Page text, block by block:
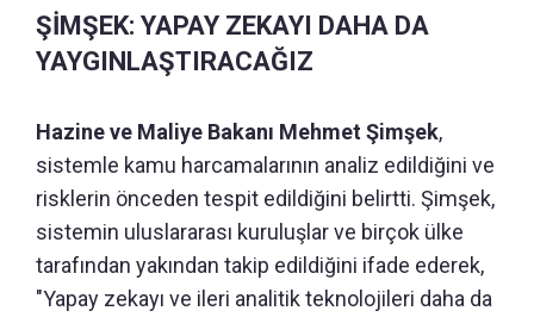
ŞİMŞEK: YAPAY ZEKAYI DAHA DA
YAYGINLAŞTIRACAĞIZ
Hazine ve Maliye Bakanı Mehmet Şimşek,
sistemle kamu harcamalarının analiz edildiğini ve
risklerin önceden tespit edildiğini belirtti. Şimşek,
sistemin uluslararası kuruluşlar ve birçok ülke
tarafından yakından takip edildiğini ifade ederek,
"Yapay zekayı ve ileri analitik teknolojileri daha da